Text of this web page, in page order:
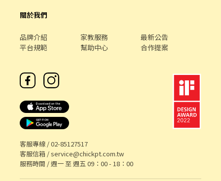
關於我們
品牌介紹 家教服務
最新公告
平台規範
幫助中心 合作提案
客服專線 /02-85127517
客服信箱 /service@chickpt.com.tw
服務時間 / 週一 至 週五 09：00 - 18：00